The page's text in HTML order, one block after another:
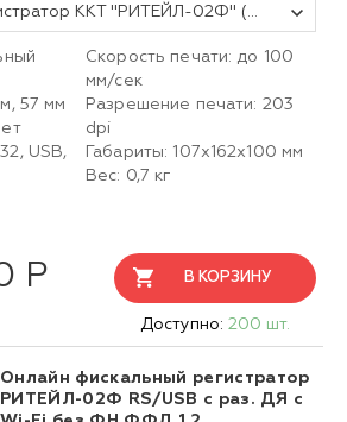
Фискальный регистратор ККТ "РИТЕЙЛ-02Ф" (У) USB/COM с раз. ДЯ c Wi-Fi (черный) без ФН
57 мм
USB,
Скорость печати: до 100
мм/сек
Разрешение печати: 203
dpi
Габариты: 107х162х100 мм
Вес: 0,7 кг
Р В КОРЗИНУ
Доступно: 200 шт.
Онлайн фискальный регистратор
РИТЕЙЛ-02Ф RS/USB с раз. ДЯ с